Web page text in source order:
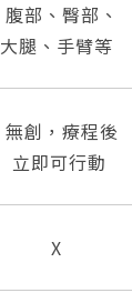
腹部、臀部、
大腿、手臂等
無創，療程後
立即可行動
X